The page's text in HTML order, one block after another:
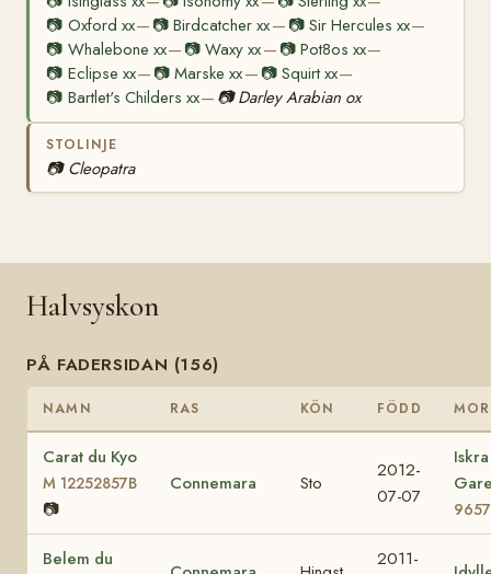
📷 Oxford xx— 📷Birdcatcher xx— 📷 Sir Hercules xx—
📷 Whalebone xx— 📷Waxy xx— 📷 Pot8os xx—
📷 Eclipse xx— 📷Marske xx— 📷 Squirt xx—
📷 Bartlet's Childers xx— 📷 Darley Arabian ox
STOLINJE
📷 Cleopatra
Halvsyskon
PÅ FADERSIDAN (156)
NAMN RAS KÖN FÖDD MOR
Carat du Kyo
M 12252857B
📷
Connemara Sto
2012-
07-07
Belem du
2011-